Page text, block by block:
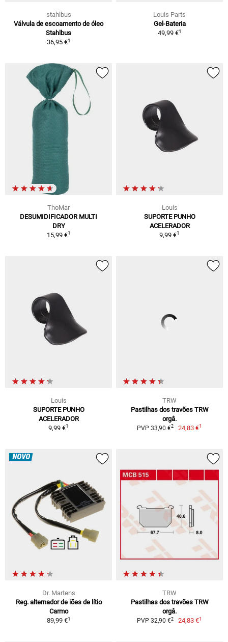
stahlbus
Válvula de escoamento de óleo
Stahlbus
36,95 €1
Louis Parts
Gel-Bateria
49,99 €1
ThoMar
DESUMIDIFICADOR MULTI
DRY
15,99 €1
Louis
SUPORTE PUNHO
ACELERADOR
9,99 €1
Louis
SUPORTE PUNHO
ACELERADOR
9,99 €1
TRW
Pastilhas dos travões TRW
orgâ.
PVP 33,90 €2 24,83 €1
NOVO
Dr. Martens
Reg. alternador de iões de lítio
Carmo
89,99 €1
TRW
Pastilhas dos travões TRW
orgâ.
PVP 32,90 €2 24,83 €1